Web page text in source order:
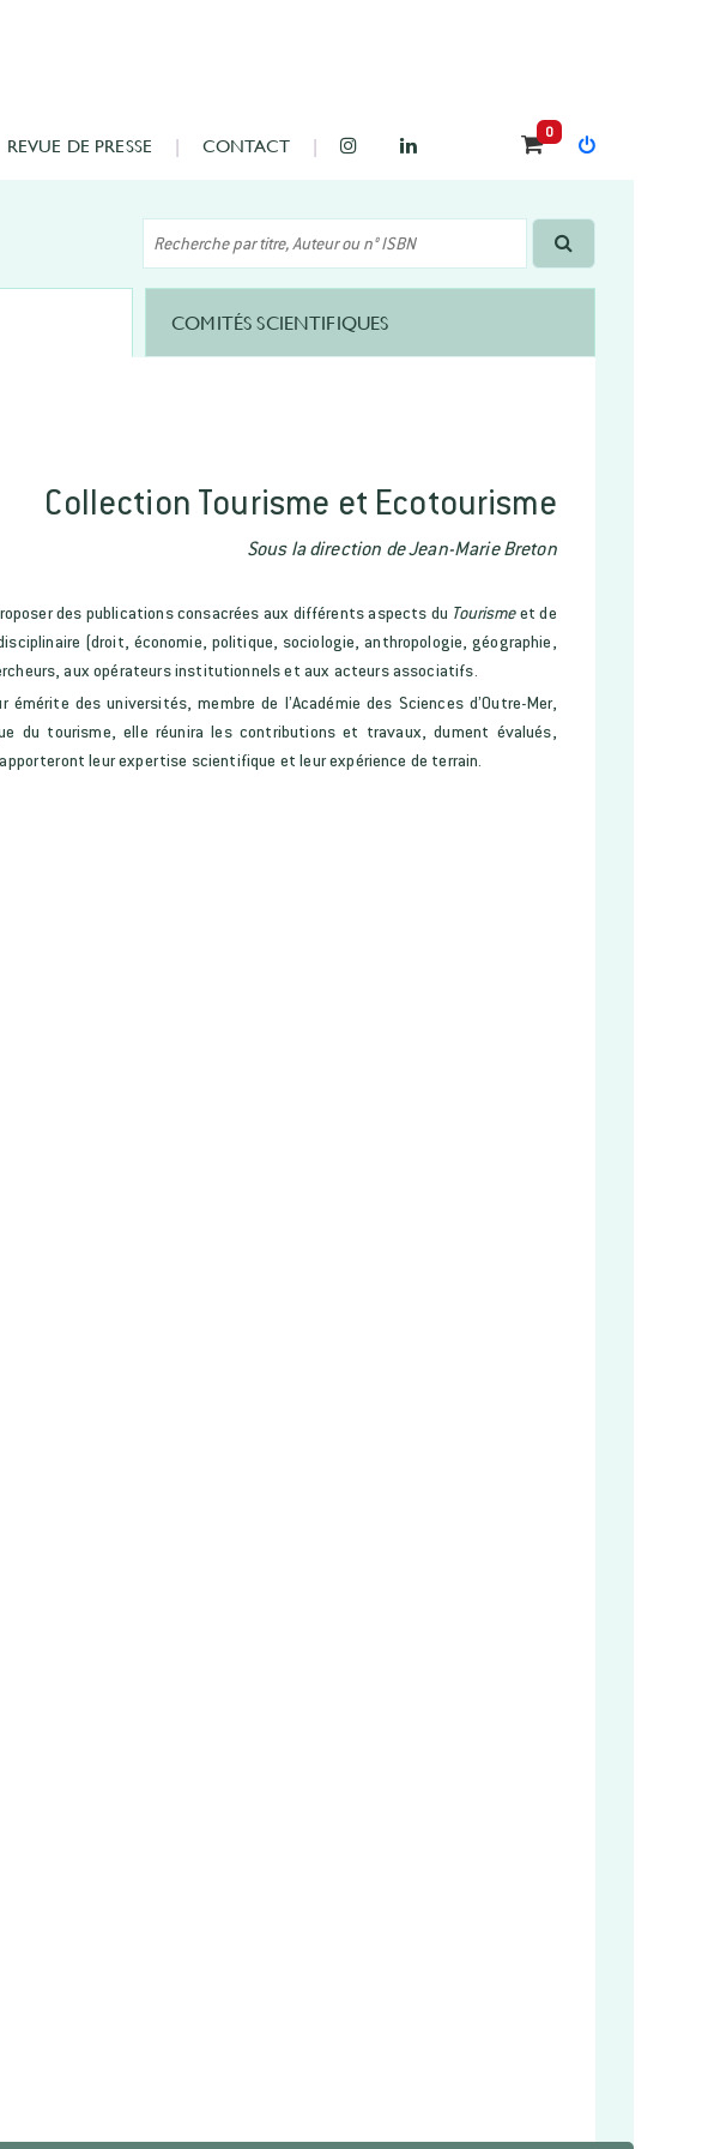
REVUE DE PRESSE CONTACT
0
COMITÉS SCIENTIFIQUES
Collection Tourisme et Ecotourisme
Sous la direction de Jean-Marie Breton
des publications consacrées aux différents aspects du Tourismeet de
(droit, économie, politique, sociologie, anthropologie, géographie,
aux opérateurs institutionnels et aux acteurs associatifs.
des universités, membre de l’Académie des Sciences d’Outre-Mer,
du tourisme, elle réunira les contributions et travaux, dument évalués,
leur expertise scientifique et leur expérience de terrain.